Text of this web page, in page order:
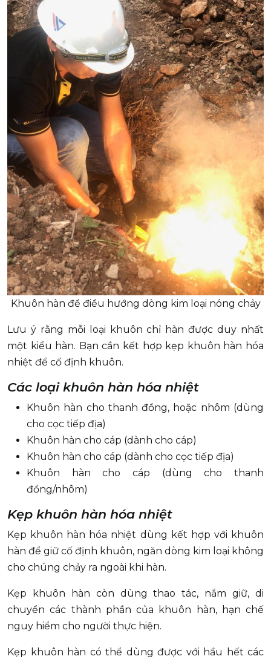
Khuôn hàn để điều hướng dòng kim loại nóng chảy
Lưu ý rằng mỗi loại khuôn chỉ hàn được duy nhất
một kiểu hàn. Bạn cần kết hợp kẹp khuôn hàn hóa
nhiệt để cố định khuôn.
Các loại khuôn hàn hóa nhiệt
Khuôn hàn cho thanh đồng, hoặc nhôm (dùng
cho cọc tiếp địa)
Khuôn hàn cho cáp (dành cho cáp)
Khuôn hàn cho cáp (dành cho cọc tiếp địa)
Khuôn hàn cho cáp (dùng cho thanh
đồng/nhôm)
Kẹp khuôn hàn hóa nhiệt
Kẹp khuôn hàn hóa nhiệt dùng kết hợp với khuôn
hàn để giữ cố định khuôn, ngăn dòng kim loại không
cho chúng chảy ra ngoài khi hàn.
Kẹp khuôn hàn còn dùng thao tác, nắm giữ, di
chuyển các thành phần của khuôn hàn, hạn chế
nguy hiểm cho người thực hiện.
Kẹp khuôn hàn có thể dùng được với hầu hết các